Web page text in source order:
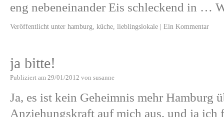
eng nebeneinander Eis schleckend in …
Veröffentlicht unter hamburg küche lieblingslokale | Ein Kommentar
ja bitte!
Publiziert am 29/01/2012 von susanne
Ja, es ist kein Geheimnis mehr Hamburg
Anziehungskraft auf mich aus, und ja